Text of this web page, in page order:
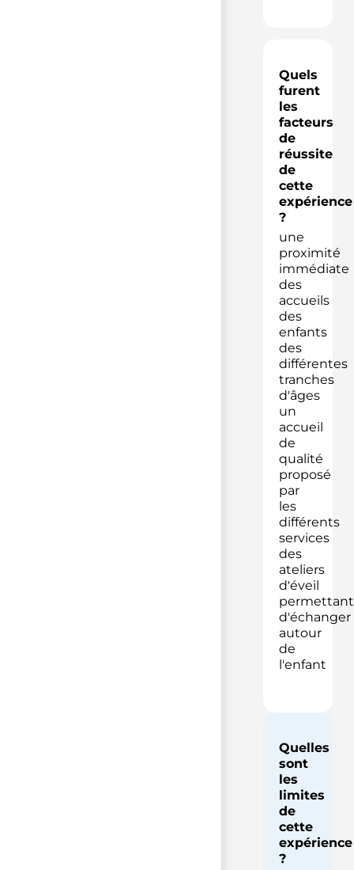
Quels
furent
les
facteurs
de
réussite
de
cette
expérience
?
une
proximité
immédiate
des
accueils
des
enfants
des
différentes
tranches
d'âges
un
accueil
de
qualité
proposé
par
les
différents
services
des
ateliers
d'éveil
permettant
d'échanger
autour
de
l'enfant
Quelles
sont
les
limites
de
cette
expérience
?